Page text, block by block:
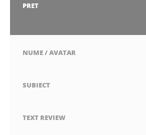
stea
stele
stele
stele
stele
PRET
NUME / AVATAR
SUBIECT
TEXT REVIEW